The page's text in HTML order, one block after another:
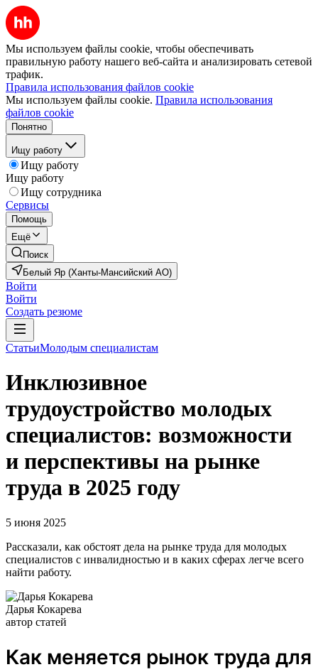
Мы используем файлы cookie, чтобы обеспечивать
правильную работу нашего веб-сайта и анализировать сетевой
трафик.
Правила использования файлов cookie
Мы используем файлы cookie. Правила использования
файлов cookie
Понятно
Ищу работу
Ищу работу
Ищу работу
Ищу сотрудника
Сервисы
Помощь
Ещё
Поиск
Белый Яр (Ханты-Мансийский АО)
Войти
Войти
Создать резюме
СтатьиМолодым специалистам
Инклюзивное
трудоустройство молодых
специалистов: возможности
и перспективы на рынке
труда в 2025 году
5 июня 2025
Рассказали, как обстоят дела на рынке труда для молодых
специалистов с инвалидностью и в каких сферах легче всего
найти работу.
Дарья Кокарева
автор статей
Как меняется рынок труда для